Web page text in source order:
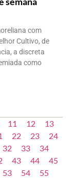
com
Cultivo, de
a discreta
como
11 12
13
22 23
24
32 33
34
43 44
45
53 54
55